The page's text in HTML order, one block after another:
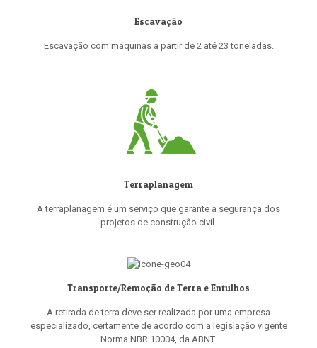
Escavação
Escavação com máquinas a partir de 2 até 23 toneladas.
Terraplanagem
A terraplanagem é um serviço que garante a segurança dos
projetos de construção civil.
Transporte/Remoção de Terra e Entulhos
A retirada de terra deve ser realizada por uma empresa
especializado, certamente de acordo com a legislação vigente
Norma NBR 10004, da ABNT.